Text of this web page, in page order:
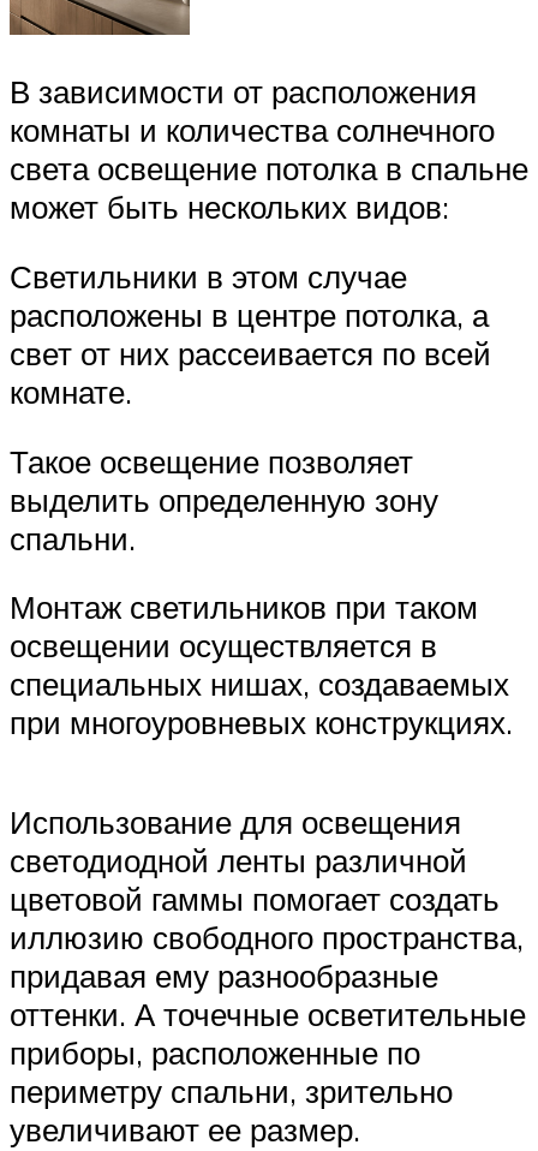
В зависимости от расположения
комнаты и количества солнечного
света освещение потолка в спальне
может быть нескольких видов:
Светильники в этом случае
расположены в центре потолка, а
свет от них рассеивается по всей
комнате.
Такое освещение позволяет
выделить определенную зону
спальни.
Монтаж светильников при таком
освещении осуществляется в
специальных нишах, создаваемых
при многоуровневых конструкциях.
Использование для освещения
светодиодной ленты различной
цветовой гаммы помогает создать
иллюзию свободного пространства,
придавая ему разнообразные
оттенки. А точечные осветительные
приборы, расположенные по
периметру спальни, зрительно
увеличивают ее размер.